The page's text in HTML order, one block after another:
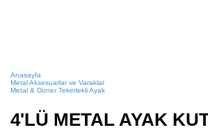
Anasayfa
Metal Aksesuarlar ve Varaklar
Metal & Döner Tekerlekli Ayak
4'LÜ METAL AYAK